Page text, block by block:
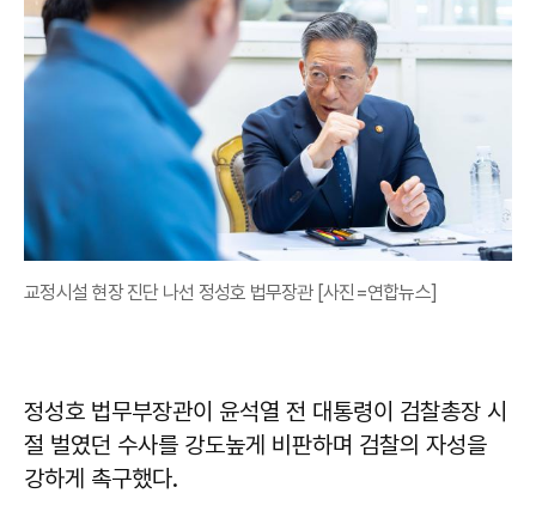
교정시설 현장 진단 나선 정성호 법무장관 [사진=연합뉴스]
정성호 법무부장관이 윤석열 전 대통령이 검찰총장 시
절 벌였던 수사를 강도높게 비판하며 검찰의 자성을
강하게 촉구했다.